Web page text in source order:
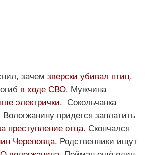
зачем зверски убивал птиц.
в ходе СВО. Мужчина
электрички. Сокольчанка
Вологжанину придется заплатить
преступление отца. Скончался
Череповца. Родственники ищут